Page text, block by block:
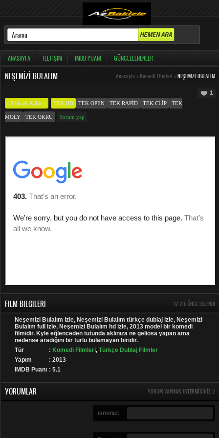
ANASAYFA İLETIŞIM İMDB PUANI GÜNCELLENENLER
NEŞEMIZI BULALIM Anasayfa > Komedi Filmleri > NEŞEMIZI BULALIM
1
( Yüksek Kalite ) TEK HD TEK OPEN TEK RAPID TEK CLIP TEK
MOLY TEK OKRU Yorum yap
FILM BILGILERI 12 YIL ÖNCE EKLENDI
Neşemizi Bulalım izle, Neşemizi Bulalım türkçe dublaj izle, Neşemizi
Bulalım full izle, Neşemizi Bulalım hd izle, 2013 model bir komedi
filmidir. Kyle eğlenceden tutunda aklınıza ne geliosa yapan ama
nedense aradığını bir türlü bulamayan biridir.
Tür
: Komedi Filmleri, Türkçe Dublaj Filmler
Yapım
: 2013
IMDB Puanı : 5.1
YORUMLAR YORUM YAPMAK ISTERMISINIZ ?
isminiz: